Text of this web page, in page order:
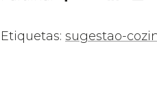
Etiquetas: sugestao-